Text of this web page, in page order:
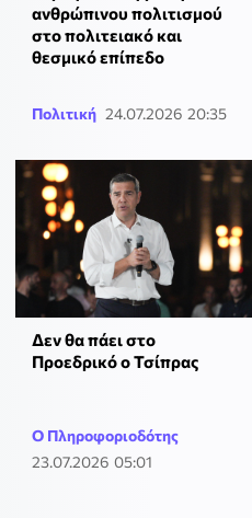
ανθρώπινου πολιτισμού
στο πολιτειακό και
θεσμικό επίπεδο
Πολιτική 24.07.2026 20:35
Δεν θα πάει στο
Προεδρικό ο Τσίπρας
Ο Πληροφοριοδότης
23.07.2026 05:01